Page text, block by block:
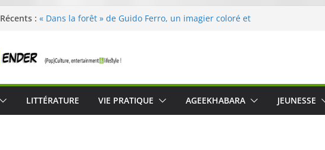
Récents : « Dans la forêt » de Guido Ferro, un imagier coloré et
Célestin en concert : une expérience intime et engagée à
« In The Beginning was The Water », le film concert
néoclassique de Nico Cartosio sur Prime Video le 6 octobre
Skullcandy dévoile le Crusher 540 Active : un casque audio
LITTÉRATURE VIE PRATIQUE AGEEKHABARA JEUNESSE